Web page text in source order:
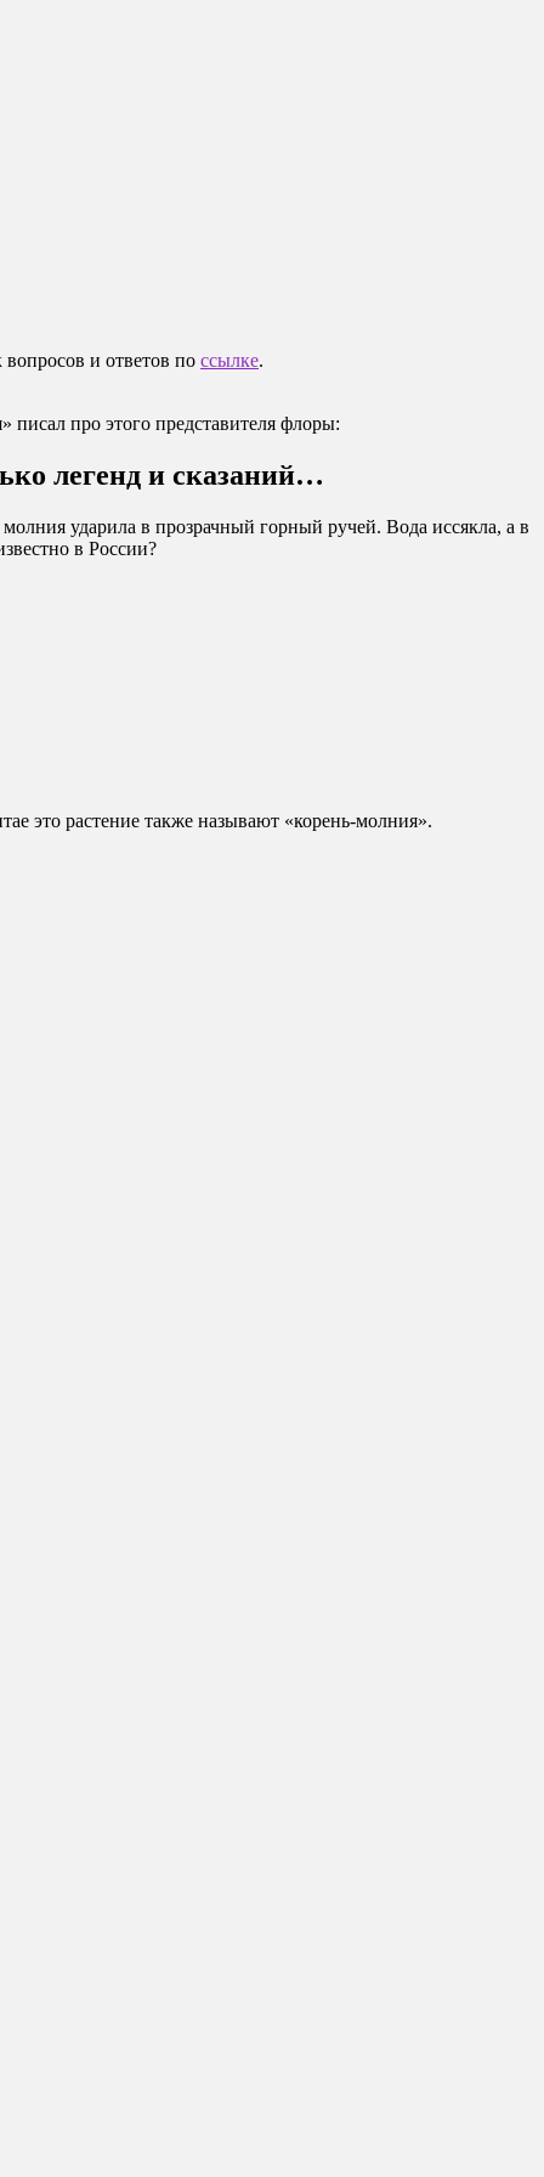
и ответов по ссылке.
писал про этого представителя флоры:
легенд и сказаний…
ударила в прозрачный горный ручей. Вода иссякла, а в
в России?
это растение также называют «корень-молния».